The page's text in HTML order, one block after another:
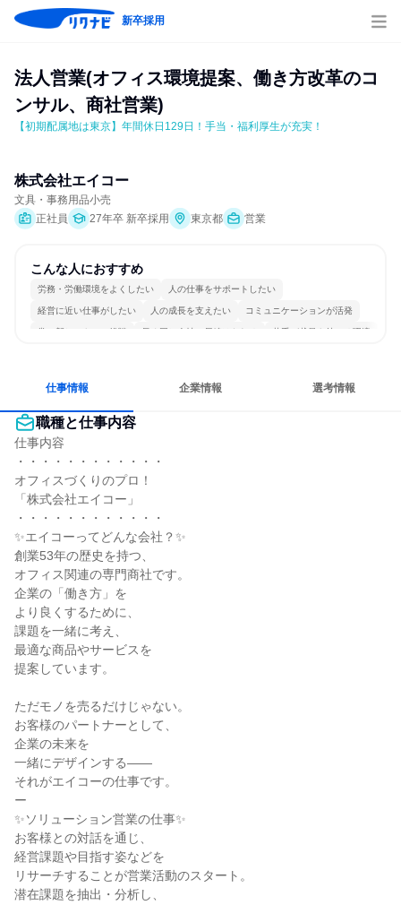
新卒採用
法人営業(オフィス環境提案、働き方改革のコ
ンサル、商社営業)
【初期配属地は東京】年間休日129日！手当・福利厚生が充実！
株式会社エイコー
文具・事務用品小売
正社員
27年卒 新卒採用 東京都 営業
こんな人におすすめ
労務・労働環境をよくしたい 人の仕事をサポートしたい
経営に近い仕事がしたい 人の成長を支えたい コミュニケーションが活発
常に新しいものに挑戦 長く同じ会社に居続けられる 若手が裁量を持てる環境
仕事情報 企業情報 選考情報
職種と仕事内容
仕事内容
・・・・・・・・・・・・
オフィスづくりのプロ！
「株式会社エイコー」
・・・・・・・・・・・・
✨エイコーってどんな会社？✨
創業53年の歴史を持つ、
オフィス関連の専門商社です。
企業の「働き方」を
より良くするために、
課題を一緒に考え、
最適な商品やサービスを
提案しています。
ただモノを売るだけじゃない。
お客様のパートナーとして、
企業の未来を
一緒にデザインする——
それがエイコーの仕事です。
ー
✨ソリューション営業の仕事✨
お客様との対話を通じ、
経営課題や目指す姿などを
リサーチすることが営業活動のスタート。
潜在課題を抽出・分析し、